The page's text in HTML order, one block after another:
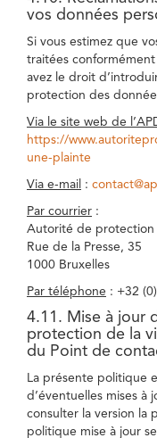
vos données
Si vous estimez que
traitées
avez le droit
protection des
Via le site web de
https://
une-plainte
Via e-mail :
Par courrier :
Autorité de protection
Rue de la Presse, 35
1000 Bruxelles
Par téléphone : +32
4.11. Mise à jour
protection de la
du Point de
La présente politique
d’éventuelles mises à
consulter la version la
politique mise à jour